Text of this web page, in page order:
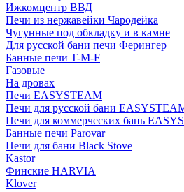
Ижкомцентр ВВД
Печи из нержавейки Чародейка
Чугунные под обкладку и в камне
Для русской бани печи Ферингер
Банные печи T-M-F
Газовые
На дровах
Печи EASYSTEAM
Печи для русской бани
Печи для коммерческих бань
Банные печи Parovar
Печи для бани Black Stove
Kastor
Финские HARVIA
Klover